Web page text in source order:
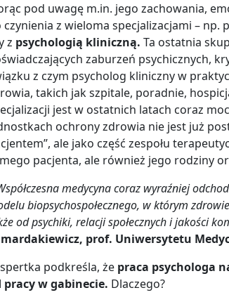
pod uwagę m.in. jego zachowania,
czynienia z wieloma specjalizacjami –
z psychologią kliniczną. Ta ostatnia
zaburzeń psychicznych,
z czym psycholog kliniczny w
takich jak szpitale, poradnie,
jest w ostatnich latach coraz
ochrony zdrowia nie jest już
ale jako część zespołu
pacjenta, ale również jego rodziny
medycyna coraz wyraźniej
biopsychospołecznego, w którym
od psychiki, relacji społecznych i jakości
prof. Uniwersytetu
podkreśla, że praca psychologa
pracy w gabinecie. Dlaczego?